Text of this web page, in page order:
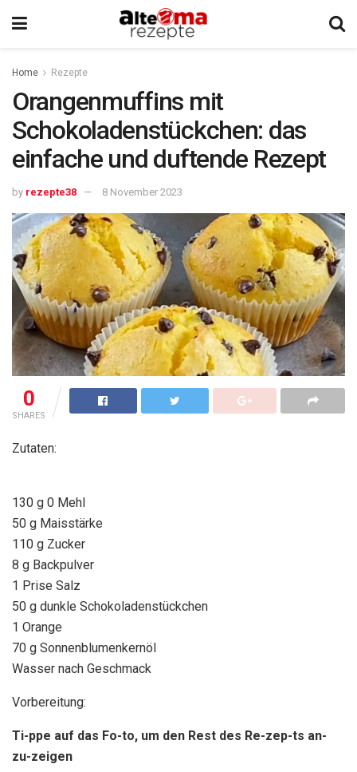
Home Rezepte
Orangenmuffins mit
Schokoladenstückchen: das
einfache und duftende Rezept
by rezepte38 8 November 2023
0
SHARES
Zutaten:
130 g 0 Mehl
50 g Maisstärke
110 g Zucker
8 g Backpulver
1 Prise Salz
50 g dunkle Schokoladenstückchen
1 Orange
70 g Sonnenblumenkernöl
Wasser nach Geschmack
Vorbereitung:
Ti-ppe auf das Fo-to, um den Rest des Re-zep-ts an-
zu-zeigen